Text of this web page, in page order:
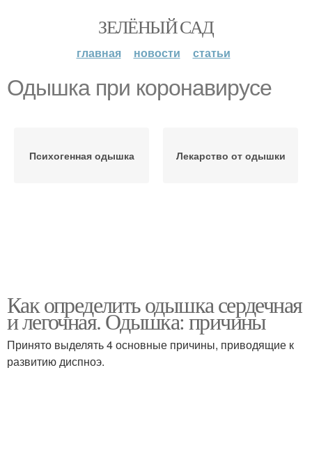
ЗЕЛЁНЫЙ САД
главная новости статьи
Одышка при коронавирусе
Психогенная одышка Лекарство от одышки
Как определить одышка сердечная
и легочная. Одышка: причины
Принято выделять 4 основные причины, приводящие к
развитию диспноэ.